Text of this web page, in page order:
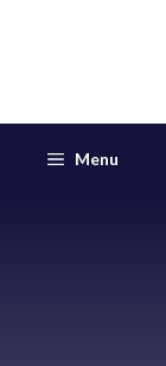
Menu